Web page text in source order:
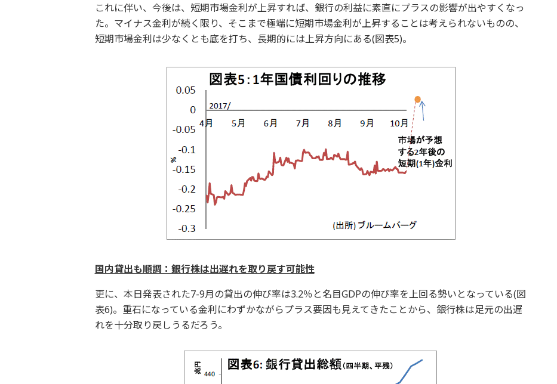
これに伴い、今後は、短期市場金利が上昇すれば、銀行の利益に素直にプラスの影響が出やすくなっ
た。マイナス金利が続く限り、そこまで極端に短期市場金利が上昇することは考えられないものの、
短期市場金利は少なくとも底を打ち、長期的には上昇方向にある(図表5)。
国内貸出も順調：銀行株は出遅れを取り戻す可能性
更に、本日発表された7-9月の貸出の伸び率は3.2％と名目GDPの伸び率を上回る勢いとなっている(図
表6)。重石になっている金利にわずかながらプラス要因も見えてきたことから、銀行株は足元の出遅
れを十分取り戻しうるだろう。